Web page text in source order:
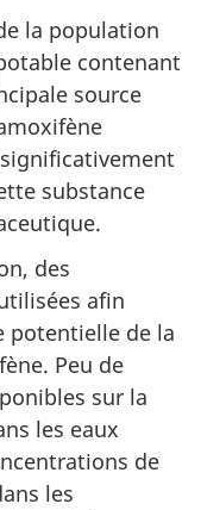
la population
contenant
source
substance
des
afin
de la
Peu de
sur la
les eaux
de
les